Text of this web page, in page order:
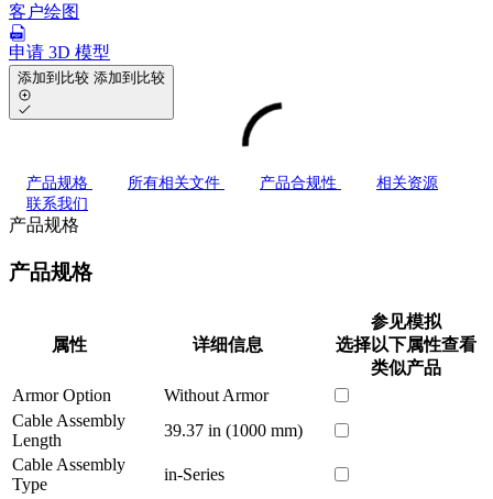
客户绘图
申请 3D 模型
添加到比较 添加到比较
产品规格 所有相关文件 产品合规性
相关资源
联系我们
产品规格
产品规格
属性 详细信息
参见模拟
选择以下属性查看
类似产品
Armor Option
Without Armor
Cable Assembly
Length
39.37 in (1000 mm)
Cable Assembly
Type
in-Series